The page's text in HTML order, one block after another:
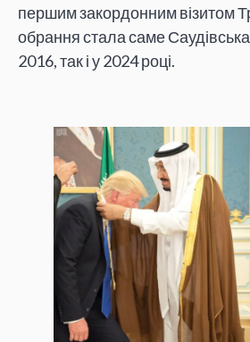
першим закордонним візитом
обрання стала саме
2016, так і у 2024 році.